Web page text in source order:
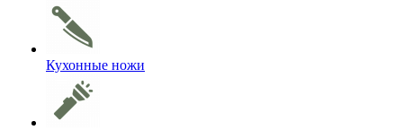
Кухонные ножи